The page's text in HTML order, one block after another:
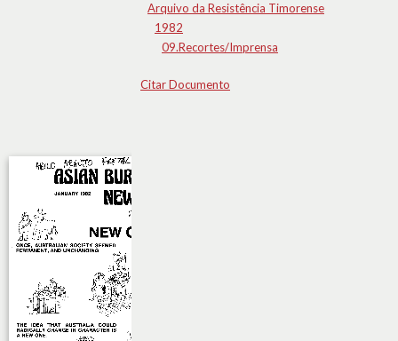
Arquivo da Resistência Timorense
1982
09.Recortes/Imprensa
Citar Documento